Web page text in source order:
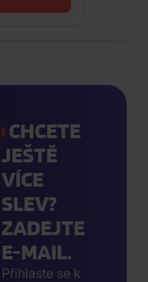
CHCETE
JEŠTĚ
VÍCE
SLEV?
ZADEJTE
E-MAIL.
Přihlaste se k